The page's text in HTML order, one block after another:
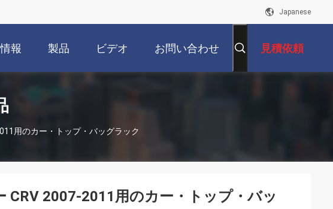
Japanese
報 製品 ビデオ お問い合わせ 見積依頼
用のカー・トップ・バッグラック
CRV 2007-2011用のカー・トップ・バッ